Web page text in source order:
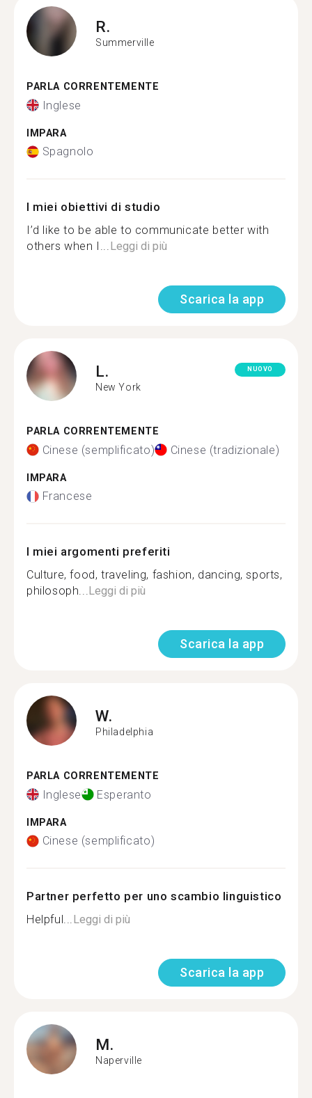
R.
Summerville
PARLA CORRENTEMENTE
Inglese
IMPARA
Spagnolo
I miei obiettivi di studio
I’d like to be able to communicate better with
others when I...Leggi di più
Scarica la app
L.
New York
NUOVO
PARLA CORRENTEMENTE
Cinese (semplificato) Cinese (tradizionale)
IMPARA
Francese
I miei argomenti preferiti
Culture, food, traveling, fashion, dancing, sports,
philosoph...Leggi di più
Scarica la app
W.
Philadelphia
PARLA CORRENTEMENTE
Inglese Esperanto
IMPARA
Cinese (semplificato)
Partner perfetto per uno scambio linguistico
Helpful...Leggi di più
Scarica la app
M.
Naperville